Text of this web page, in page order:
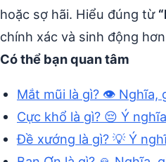
hoặc sợ hãi. Hiểu đúng từ
chính xác và sinh động
Có thể bạn quan tâm
Mắt mũi là gì? 👁️ Nghĩa,
Cực khổ là gì? 😔 Ý
Đề xướng là gì? 💡 Ý